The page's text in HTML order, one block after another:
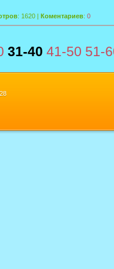
: 1620 | Коментариев: 0
31-40 41-50 51-